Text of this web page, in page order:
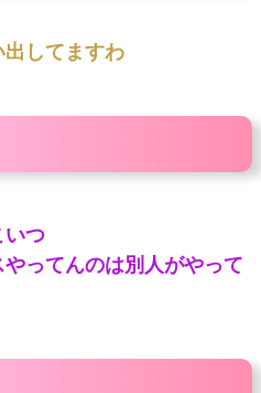
してますわ
いつ
ってんのは別人がやって